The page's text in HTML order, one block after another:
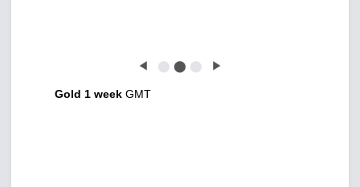
◀ ⬤ ⬤ ⬤ ▶
Gold 1 week GMT